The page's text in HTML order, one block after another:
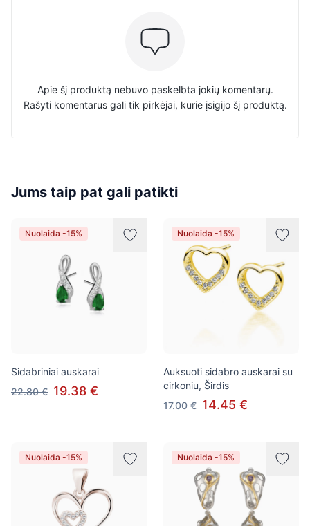
Apie šį produktą nebuvo paskelbta jokių komentarų.
Rašyti komentarus gali tik pirkėjai, kurie įsigijo šį produktą.
Jums taip pat gali patikti
Nuolaida -15%
Sidabriniai auskarai
22.80 € 19.38 €
Nuolaida -15%
Auksuoti sidabro auskarai su
cirkoniu, Širdis
17.00 € 14.45 €
Nuolaida -15% Nuolaida -15%